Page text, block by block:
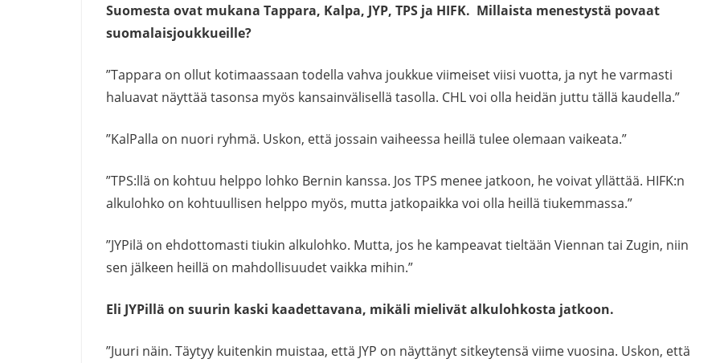
Suomesta ovat mukana Tappara, Kalpa, JYP, TPS ja HIFK. Millaista menestystä povaat
suomalaisjoukkueille?
”Tappara on ollut kotimaassaan todella vahva joukkue viimeiset viisi vuotta, ja nyt he varmasti
haluavat näyttää tasonsa myös kansainvälisellä tasolla. CHL voi olla heidän juttu tällä kaudella.”
”KalPalla on nuori ryhmä. Uskon, että jossain vaiheessa heillä tulee olemaan vaikeata.”
”TPS:llä on kohtuu helppo lohko Bernin kanssa. Jos TPS menee jatkoon, he voivat yllättää. HIFK:n
alkulohko on kohtuullisen helppo myös, mutta jatkopaikka voi olla heillä tiukemmassa.”
”JYPilä on ehdottomasti tiukin alkulohko. Mutta, jos he kampeavat tieltään Viennan tai Zugin, niin
sen jälkeen heillä on mahdollisuudet vaikka mihin.”
Eli JYPillä on suurin kaski kaadettavana, mikäli mielivät alkulohkosta jatkoon.
”Juuri näin. Täytyy kuitenkin muistaa, että JYP on näyttänyt sitkeytensä viime vuosina. Uskon, että